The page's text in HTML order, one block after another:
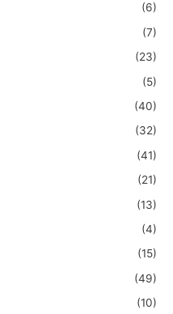
(6)
(7)
(23)
(5)
(40)
(32)
(41)
(21)
(13)
(4)
(15)
(49)
(10)